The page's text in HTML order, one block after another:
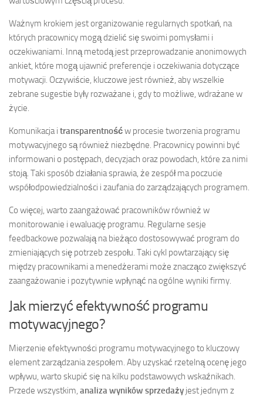
Ważnym krokiem jest organizowanie regularnych spotkań, na
których pracownicy mogą dzielić się swoimi pomysłami i
oczekiwaniami. Inną metodą jest przeprowadzanie anonimowych
ankiet, które mogą ujawnić preferencje i oczekiwania dotyczące
motywacji. Oczywiście, kluczowe jest również, aby wszelkie
zebrane sugestie były rozważane i, gdy to możliwe, wdrażane w
życie.
Komunikacja i transparentnośćw procesie tworzenia programu
motywacyjnego są również niezbędne. Pracownicy powinni być
informowani o postępach, decyzjach oraz powodach, które za nimi
stoją. Taki sposób działania sprawia, że zespół ma poczucie
współodpowiedzialności i zaufania do zarządzających programem.
Co więcej, warto zaangażować pracowników również w
monitorowanie i ewaluację programu. Regularne sesje
feedbackowe pozwalają na bieżąco dostosowywać program do
zmieniających się potrzeb zespołu. Taki cykl powtarzający się
między pracownikami a menedżerami może znacząco zwiększyć
zaangażowanie i pozytywnie wpłynąć na ogólne wyniki firmy.
Jak mierzyć efektywność programu
motywacyjnego?
Mierzenie efektywności programu motywacyjnego to kluczowy
element zarządzania zespołem. Aby uzyskać rzetelną ocenę jego
wpływu, warto skupić się na kilku podstawowych wskaźnikach.
Przede wszystkim, analiza wyników sprzedaży jest jednym z